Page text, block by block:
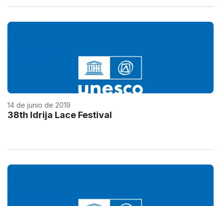
14 de junio de 2019
38th Idrija Lace Festival